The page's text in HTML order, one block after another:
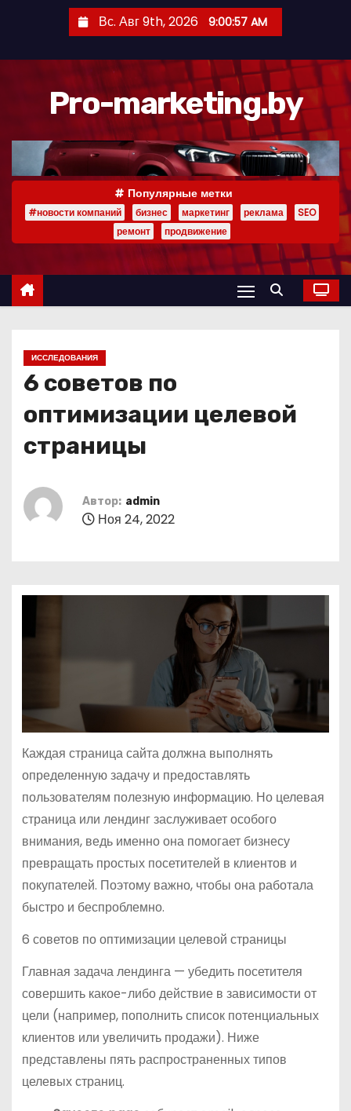
р
Вс. Авг 9th, 2026 9:00:58 AM
Pro-marketing.by
Популярные метки
#новости компаний бизнес маркетинг реклама
SEO
ремонт
продвижение
ИССЛЕДОВАНИЯ
6 советов по
оптимизации целевой
страницы
Автор: admin
Ноя 24, 2022
Каждая страница сайта должна выполнять
определенную задачу и предоставлять
пользователям полезную информацию. Но целевая
страница или лендинг заслуживает особого
внимания, ведь именно она помогает бизнесу
превращать простых посетителей в клиентов и
покупателей. Поэтому важно, чтобы она работала
быстро и беспроблемно.
6 советов по оптимизации целевой страницы
Главная задача лендинга — убедить посетителя
совершить какое-либо действие в зависимости от
цели (например, пополнить список потенциальных
клиентов или увеличить продажи). Ниже
представлены пять распространенных типов
целевых страниц.